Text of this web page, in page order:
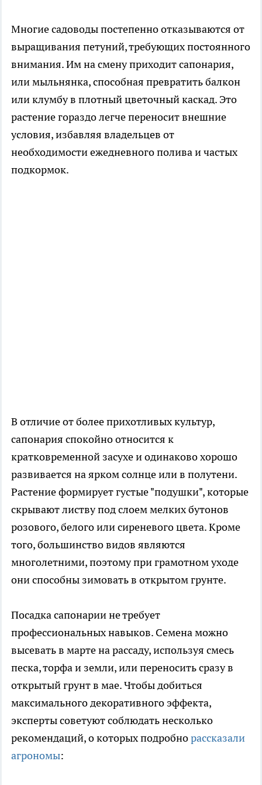
Многие садоводы постепенно отказываются от
выращивания петуний, требующих постоянного
внимания. Им на смену приходит сапонария,
или мыльнянка, способная превратить балкон
или клумбу в плотный цветочный каскад. Это
растение гораздо легче переносит внешние
условия, избавляя владельцев от
необходимости ежедневного полива и частых
подкормок.
В отличие от более прихотливых культур,
сапонария спокойно относится к
кратковременной засухе и одинаково хорошо
развивается на ярком солнце или в полутени.
Растение формирует густые "подушки", которые
скрывают листву под слоем мелких бутонов
розового, белого или сиреневого цвета. Кроме
того, большинство видов являются
многолетними, поэтому при грамотном уходе
они способны зимовать в открытом грунте.
Посадка сапонарии не требует
профессиональных навыков. Семена можно
высевать в марте на рассаду, используя смесь
песка, торфа и земли, или переносить сразу в
открытый грунт в мае. Чтобы добиться
максимального декоративного эффекта,
эксперты советуют соблюдать несколько
рекомендаций, о которых подробнорассказали
агрономы: